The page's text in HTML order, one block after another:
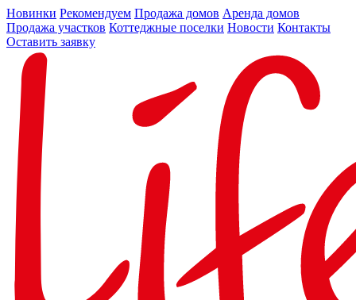
Новинки Рекомендуем Продажа домов Аренда домов
Продажа участков Коттеджные поселки Новости Контакты
Оставить заявку